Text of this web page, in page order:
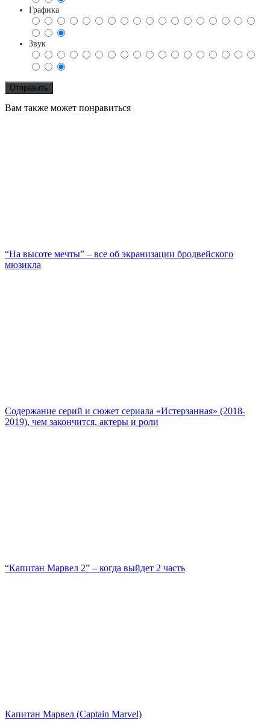
Графика
Звук
Вам также может понравиться
“На высоте мечты” – все об экранизации бродвейского
мюзикла
Содержание серий и сюжет сериала «Истерзанная» (2018-
2019), чем закончится, актеры и роли
“Капитан Марвел 2” – когда выйдет 2 часть
Капитан Марвел (Captain Marvel)